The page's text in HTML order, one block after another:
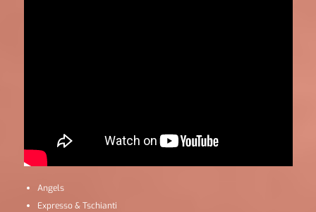
Angels
Expresso & Tschianti